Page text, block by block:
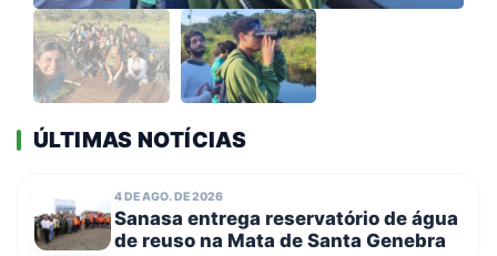
ÚLTIMAS NOTÍCIAS
4 DE AGO. DE 2026
Sanasa entrega reservatório de água
de reuso na Mata de Santa Genebra